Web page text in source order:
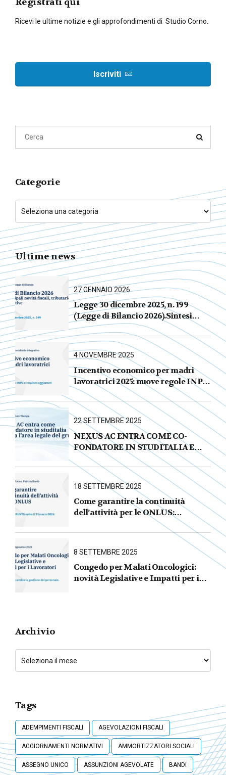
Ricevi le ultime notizie e gli approfondimenti di Studio Corno.
Iscriviti
Categorie
Ultime news
27 GENNAIO 2026
Legge 30 dicembre 2025, n. 199
(Legge di Bilancio 2026).Sintesi
commentata delle principali novità
fiscali, tributarie, contributive e per
le imprese
4 NOVEMBRE 2025
Incentivo economico per madri
lavoratrici 2025: nuove regole INPS
e requisiti aggiornati
22 SETTEMBRE 2025
NEXUS AC ENTRA COME CO-
FONDATORE IN STUDITALIA E
AVVIA L’AREA LEGALE DEL
GRUPPO
18 SETTEMBRE 2025
Come garantire la continuità
dell’attività per le ONLUS :
iscrizione al RUNTS entro il
31 marzo 2026
8 SETTEMBRE 2025
Congedo per Malati Oncologici:
novità Legislative e Impatti per i
Archivio
Tags
ADEMPIMENTI FISCALI AGEVOLAZIONI FISCALI
AGGIORNAMENTI NORMATIVI AMMORTIZZATORI SOCIALI
ASSEGNO UNICO ASSUNZIONI AGEVOLATE BANDI